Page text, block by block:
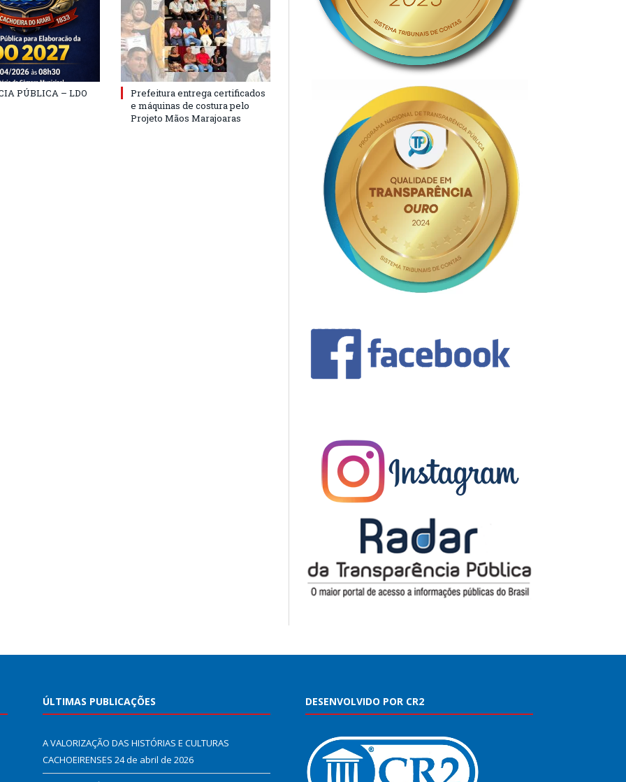
PÚBLICA – LDO
Prefeitura entrega certificados
e máquinas de costura pelo
Projeto Mãos Marajoaras
ÚLTIMAS PUBLICAÇÕES
A VALORIZAÇÃO DAS HISTÓRIAS E CULTURAS
CACHOEIRENSES 24 de abril de 2026
DESENVOLVIDO POR CR2